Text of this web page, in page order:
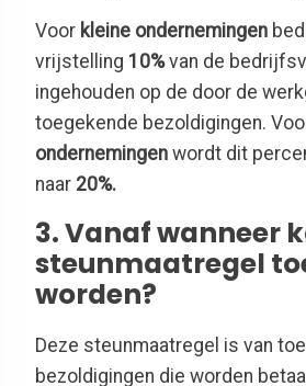
Voor kleine ondernemingen
vrijstelling 10%van de
ingehouden op de door de
toegekende bezoldigingen.
ondernemingen wordt dit
naar 20%.
3. Vanaf wanneer
steunmaatregel
worden?
Deze steunmaatregel is van
bezoldigingen die worden